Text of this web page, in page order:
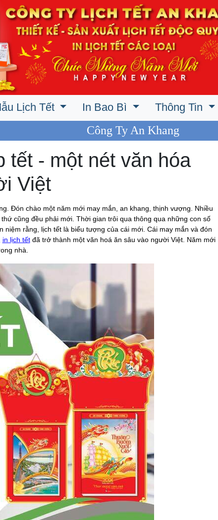
Lịch Tết In Bao Bì Thông Tin
Công Ty An Khang
tết - một nét văn hóa
Việt
Đón chào một năm mới may mắn, an khang, thịnh vượng. Nhiều
cũng đều phải mới. Thời gian trôi qua thông qua những con số
niệm rằng, lịch tết là biểu tượng của cái mới. Cái may mắn và đón
in lịch tếtđã trở thành một văn hoá ăn sâu vào người Việt. Năm mới
nhà.